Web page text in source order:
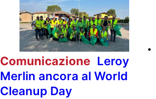
Comunicazione Leroy
Merlin ancora al World
Cleanup Day